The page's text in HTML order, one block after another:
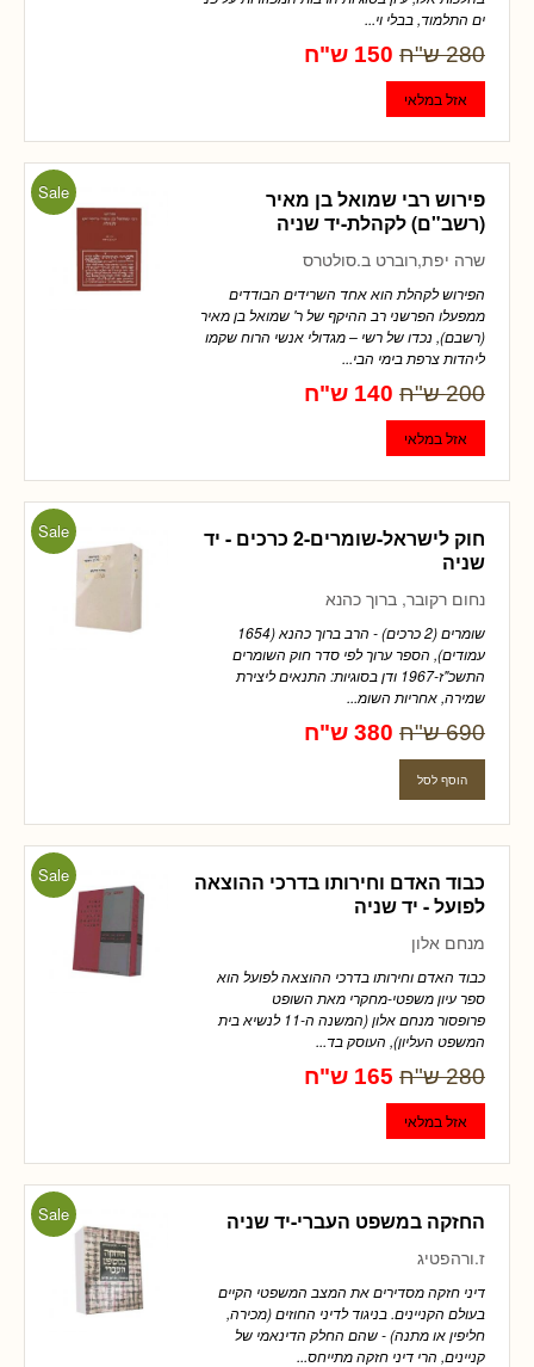
ים התלמוד, בבלי וי...
280 ש"ח 150 ש"ח
Sale
פירוש רבי שמואל בן מאיר
(רשב"ם) לקהלת-יד שניה
שרה יפת,רוברט ב.סולטרס
הפירוש לקהלת הוא אחד השרידים הבודדים
ממפעלו הפרשני רב ההיקף של ר' שמואל בן מאיר
(רשבם), נכדו של רשי – מגדולי אנשי הרוח שקמו
ליהדות צרפת בימי הבי...
200 ש"ח 140 ש"ח
Sale
חוק לישראל-שומרים-2 כרכים - יד
שניה
נחום רקובר, ברוך כהנא
שומרים (2 כרכים) - הרב ברוך כהנא (1654
עמודים), הספר ערוך לפי סדר חוק השומרים
התשכ"ז-1967 ודן בסוגיות: התנאים ליצירת
שמירה, אחריות השומ...
690 ש"ח 380 ש"ח
Sale
כבוד האדם וחירותו בדרכי ההוצאה
לפועל - יד שניה
מנחם אלון
כבוד האדם וחירותו בדרכי ההוצאה לפועל הוא
ספר עיון משפטי-מחקרי מאת השופט
פרופסור מנחם אלון (המשנה ה-11 לנשיא בית
המשפט העליון), העוסק בד...
280 ש"ח 165 ש"ח
Sale החזקה במשפט העברי-יד שניה
ז.ורהפטיג
דיני חזקה מסדירים את המצב המשפטי הקיים
בעולם הקניינים. בניגוד לדיני החוזים (מכירה,
חליפין או מתנה) - שהם החלק הדינאמי של
קניינים, הרי דיני חזקה מתייחס...